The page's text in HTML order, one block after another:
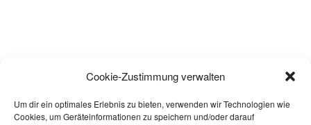
Cookie-Zustimmung verwalten
Um dir ein optimales Erlebnis zu bieten, verwenden wir Technologien wie
Cookies, um Geräteinformationen zu speichern und/oder darauf
Dienstag bis Freitag: 08.00 – 19.00 Uhr